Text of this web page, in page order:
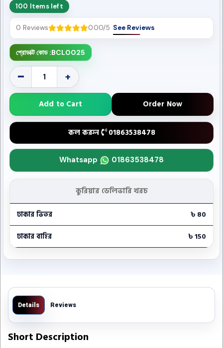
100 Items left
0 Reviews 0.00/5 See Reviews
প্রোডাক্ট কোড :BCL0025
- +
Add to Cart Order Now
কল করুন 01863538478
Whatsapp 01863538478
কুরিয়ার ডেলিভারি খরচ
ঢাকার ভিতর
৳ 80
ঢাকার বাহির
৳ 150
Details Reviews
Short Description